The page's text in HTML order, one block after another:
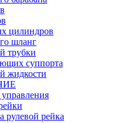
цилиндров
шланг
трубки
суппорта
жидкости
рулевой рейка